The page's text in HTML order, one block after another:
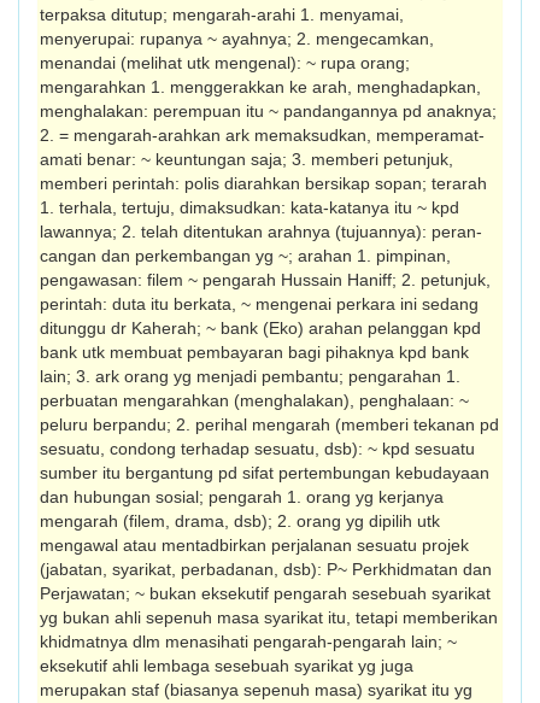
terpaksa ditutup; mengarah-arahi 1. menyamai,
menyerupai: rupanya ~ ayahnya; 2. mengecamkan,
menandai (melihat utk mengenal): ~ rupa orang;
mengarahkan 1. menggerakkan ke arah, menghadapkan,
menghalakan: perempuan itu ~ pandangannya pd anaknya;
2. = mengarah-arahkan ark memaksudkan, memperamat-
amati benar: ~ keuntungan saja; 3. memberi petunjuk,
memberi perin­tah: polis diarahkan bersikap sopan; terarah
1. terhala, tertuju, dimaksudkan: kata-katanya itu ~ kpd
lawannya; 2. telah ditentukan arahnya (tujuannya): peran­
cangan dan perkembangan yg ~; arahan 1. pimpinan,
pengawasan: filem ~ pengarah Hussain Haniff; 2. petunjuk,
pe­rintah: duta itu berkata, ~ mengenai perkara ini sedang
ditunggu dr Kaherah; ~ bank (Eko) arahan pelanggan kpd
bank utk mem­buat pembayaran bagi pihaknya kpd bank
lain; 3. ark orang yg menjadi pembantu; pengarahan 1.
perbuatan mengarahkan (menghalakan), penghalaan: ~
peluru ber­pandu; 2. perihal mengarah (memberi teka­n­an pd
sesuatu, condong terhadap sesuatu, dsb): ~ kpd sesuatu
sumber itu bergantung pd sifat pertembungan kebudayaan
dan hubungan sosial; pengarah 1. orang yg kerjanya
mengarah (filem, drama, dsb); 2. orang yg dipilih utk
mengawal atau mentadbirkan perjalanan sesuatu projek
(jabatan, syarikat, perbadanan, dsb): P~ Per­khidmatan dan
Perjawatan; ~ bukan eksekutif pengarah sesebuah syarikat
yg bukan ahli sepenuh masa syarikat itu, tetapi mem­berikan
khidmatnya dlm mena­sihati pengarah-pengarah lain; ~
eksekutif ahli lembaga sesebuah syarikat yg juga
merupakan staf (biasanya sepenuh masa) syarikat itu yg